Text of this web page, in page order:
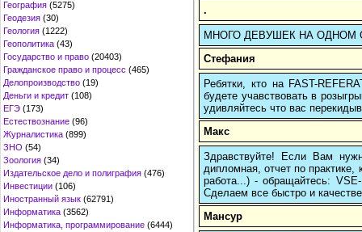
География (5275)
Геодезия (30)
Геология (1222)
Геополитика (43)
Государство и право (20403)
Гражданское право и процесс (465)
Делопроизводство (19)
Деньги и кредит (108)
ЕГЭ (173)
Естествознание (96)
Журналистика (899)
ЗНО (54)
Зоология (34)
Издательское дело и полиграфия (476)
Инвестиции (106)
Иностранный язык (62791)
Информатика (3562)
Информатика, программирование (6444)
.
МНОГО ДЕВУШЕК НА ОДНОМ
Стефания
Ребятки, кто на FAST-
будете учавствовать в
удивляйтесь что вас
Макс
Здравствуйте! Если Вам
дипломная, отчет по
работа...) - обращайтесь:
Сделаем все быстро и
Мансур